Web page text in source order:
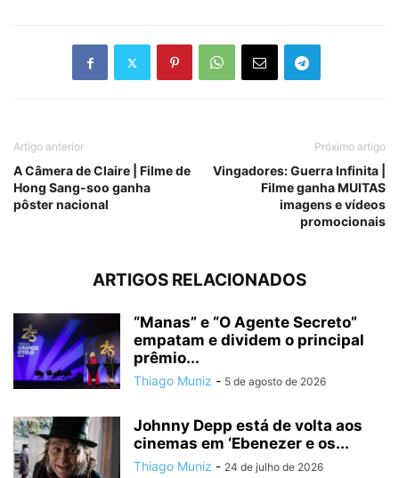
Artigo anterior
A Câmera de Claire | Filme de
Hong Sang-soo ganha
pôster nacional
Próximo artigo
Vingadores: Guerra Infinita |
Filme ganha MUITAS
imagens e vídeos
promocionais
ARTIGOS RELACIONADOS
“Manas” e “O Agente Secreto”
empatam e dividem o principal
prêmio...
Thiago Muniz - 5 de agosto de 2026
Johnny Depp está de volta aos
cinemas em ‘Ebenezer e os...
Thiago Muniz - 24 de julho de 2026